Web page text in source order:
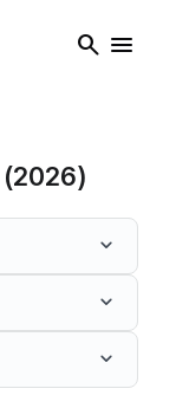
search menu
(2026)
keyboard_arrow_down
keyboard_arrow_down
keyboard_arrow_down